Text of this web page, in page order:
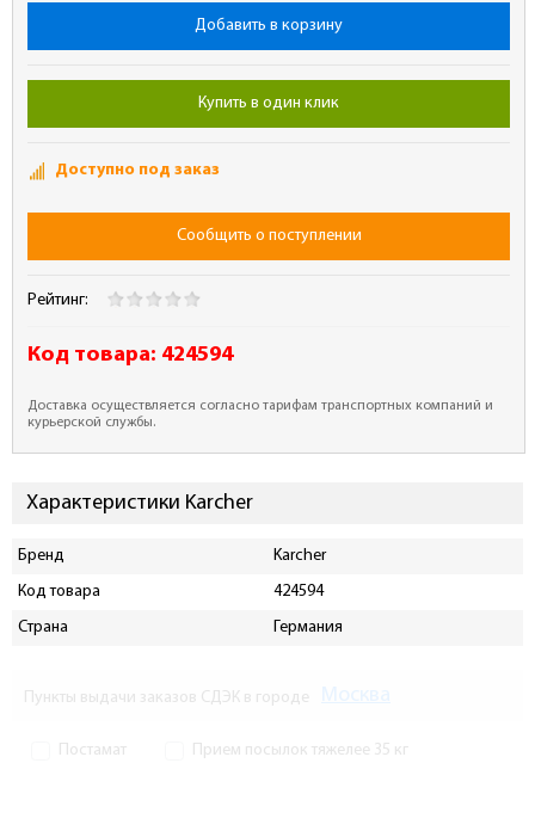
Добавить в корзину
Купить в один клик
Доступно под заказ
Сообщить о поступлении
Рейтинг:
Код товара: 424594
Доставка осуществляется согласно тарифам транспортных компаний и
курьерской службы.
Характеристики Karcher
Бренд
Karcher
Код товара
424594
Страна
Германия
Пункты выдачи заказов СДЭК в городе
Постамат Прием посылок тяжелее 35 кг